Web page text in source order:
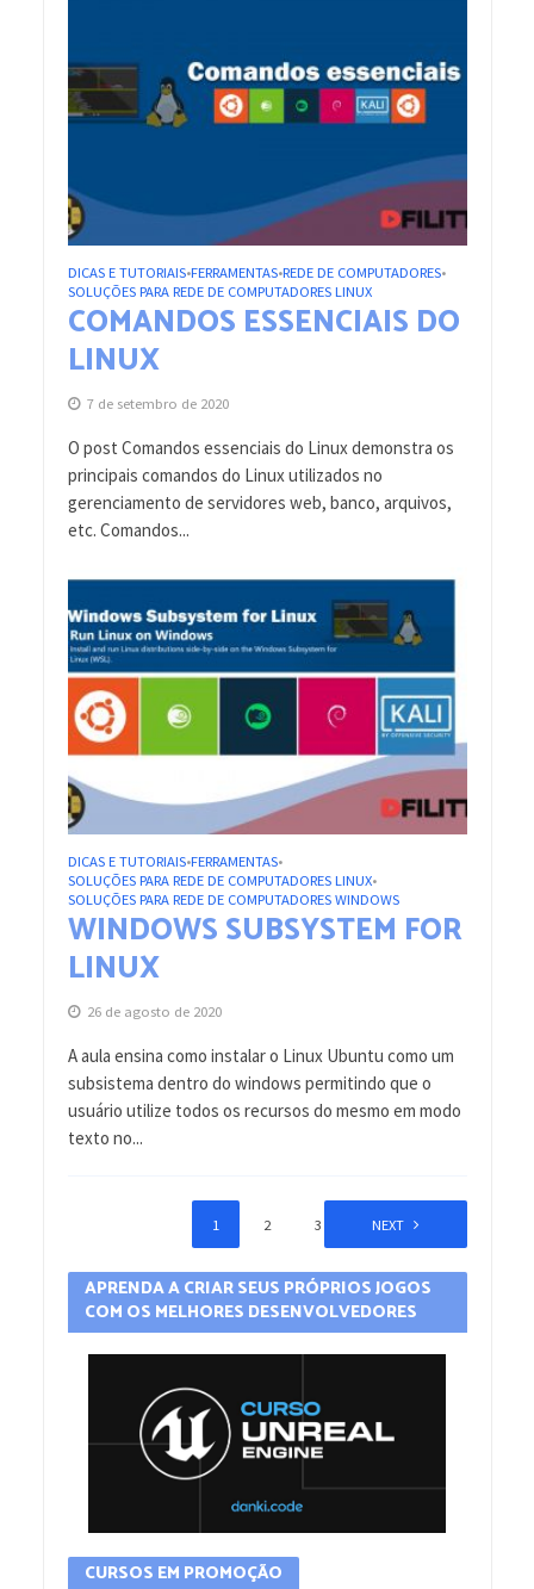
DICAS E TUTORIAIS•FERRAMENTAS•REDE DE COMPUTADORES•
SOLUÇÕES PARA REDE DE COMPUTADORES LINUX
COMANDOS ESSENCIAIS DO
LINUX
7 de setembro de 2020
O post Comandos essenciais do Linux demonstra os
principais comandos do Linux utilizados no
gerenciamento de servidores web, banco, arquivos,
etc. Comandos...
DICAS E TUTORIAIS•FERRAMENTAS•
SOLUÇÕES PARA REDE DE COMPUTADORES LINUX•
SOLUÇÕES PARA REDE DE COMPUTADORES WINDOWS
WINDOWS SUBSYSTEM FOR
LINUX
26 de agosto de 2020
A aula ensina como instalar o Linux Ubuntu como um
subsistema dentro do windows permitindo que o
usuário utilize todos os recursos do mesmo em modo
texto no...
1 2 3 NEXT
APRENDA A CRIAR SEUS PRÓPRIOS JOGOS
COM OS MELHORES DESENVOLVEDORES
CURSOS EM PROMOÇÃO